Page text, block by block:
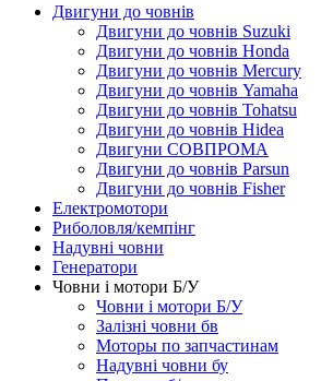
Двигуни до човнів
Двигуни до човнів Suzuki
Двигуни до човнів Honda
Двигуни до човнів Mercury
Двигуни до човнів Yamaha
Двигуни до човнів Tohatsu
Двигуни до човнів Hidea
Двигуни СОВПРОМА
Двигуни до човнів Parsun
Двигуни до човнів Fisher
Електромотори
Риболовля/кемпінг
Надувні човни
Генератори
Човни і мотори Б/У
Човни і мотори Б/У
Залізні човни бв
Моторы по запчастинам
Надувні човни бу